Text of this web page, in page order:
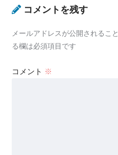
コメントを残す
メールアドレスが公開されるこ
る欄は必須項目です
コメント ※